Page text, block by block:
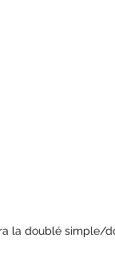
la doublé simple/